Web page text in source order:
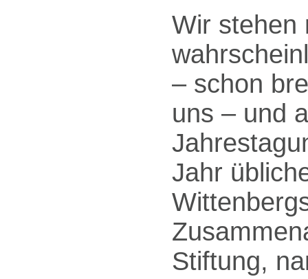
Wir stehen
– schon
uns – und
Jahr
Stiftung,